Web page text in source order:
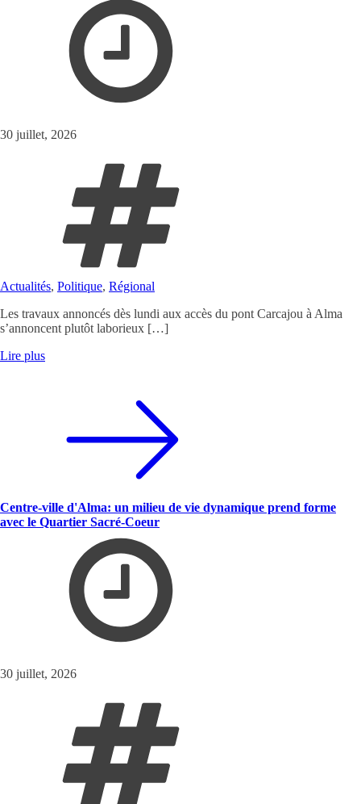
30 juillet, 2026
Actualités, Politique, Régional
Les travaux annoncés dès lundi aux accès du pont Carcajou à Alma
s’annoncent plutôt laborieux […]
Lire plus
Centre-ville d'Alma: un milieu de vie dynamique prend forme
avec le Quartier Sacré-Coeur
30 juillet, 2026